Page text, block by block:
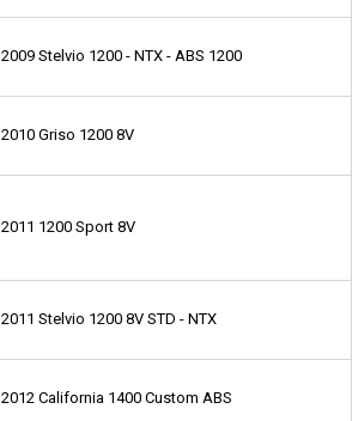
2009 Stelvio 1200 - NTX - ABS 1200
2010 Griso 1200 8V
2011 1200 Sport 8V
2011 Stelvio 1200 8V STD - NTX
2012 California 1400 Custom ABS